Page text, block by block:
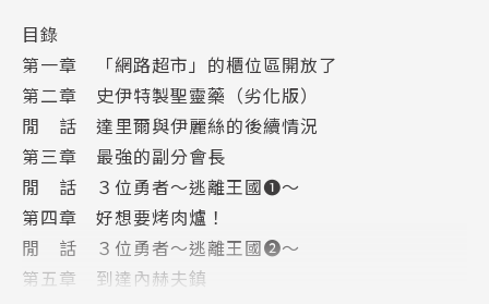
冒險故事，悠哉的第４集！
目錄
第一章 「網路超市」的櫃位區開放了
第二章 史伊特製聖靈藥（劣化版）
閒 話 達里爾與伊麗絲的後續情況
第三章 最強的副分會長
閒 話 ３位勇者～逃離王國❶～
第四章 好想要烤肉爐！
閒 話 ３位勇者～逃離王國❷～
第五章 到達內赫夫鎮